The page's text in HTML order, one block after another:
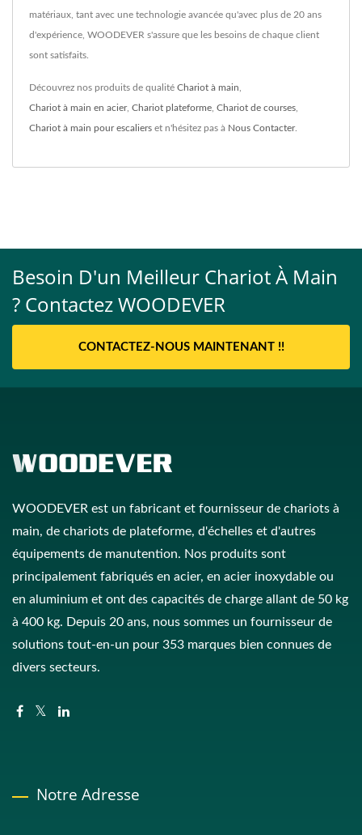
matériaux, tant avec une technologie avancée qu'avec plus de 20 ans
d'expérience, WOODEVER s'assure que les besoins de chaque client
sont satisfaits.
Découvrez nos produits de qualité Chariot à main
Chariot à main en acier, Chariot plateforme Chariot de courses
Chariot à main pour escaliers et n'hésitez pas à Nous Contacter.
Besoin D'un Meilleur Chariot À Main
? Contactez WOODEVER
CONTACTEZ-NOUS MAINTENANT !!
WOODEVER est un fabricant et fournisseur de chariots à
main, de chariots de plateforme, d'échelles et d'autres
équipements de manutention. Nos produits sont
principalement fabriqués en acier, en acier inoxydable ou
en aluminium et ont des capacités de charge allant de 50 kg
à 400 kg. Depuis 20 ans, nous sommes un fournisseur de
solutions tout-en-un pour 353 marques bien connues de
divers secteurs.
Notre Adresse